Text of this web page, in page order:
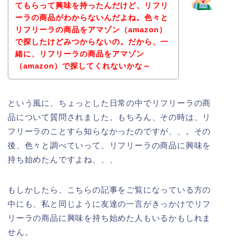
てもらって興味を持ったんだけど、リフリ
ーラの商品がわからないんだよね。色々と
リフリーラの商品をアマゾン（amazon）
で探したけどみつからないの。だから、一
緒に、リフリーラの商品をアマゾン
（amazon）で探してくれないかな～
という風に、ちょっとした日常の中でリフリーラの商
品について質問されました。もちろん、その時は、リ
フリーラのことすら知らなかったのですが、、。その
後、色々と調べていって、リフリーラの商品に興味を
持ち始めたんですよね、、、
もしかしたら、こちらの記事をご覧になっている方の
中にも、私と同じように友達の一言がきっかけでリフ
リーラの商品に興味を持ち始めた人もいるかもしれま
せん。